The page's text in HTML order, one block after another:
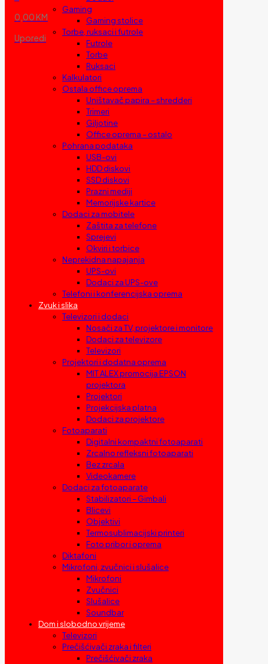
0,00 KM
Uporedi
Gaming
Gaming stolice
Torbe, ruksaci i futrole
Futrole
Torbe
Ruksaci
Kalkulatori
Ostala office oprema
Uništavač papira – shredderi
Trimeri
Giljotine
Office oprema – ostalo
Pohrana podataka
USB-ovi
HDD diskovi
SSD diskovi
Prazni mediji
Memorijske kartice
Dodaci za mobitele
Zaštita za telefone
Sprejevi
Okviri i torbice
Neprekidna napajanja
UPS-ovi
Dodaci za UPS-ove
Telefoni i konferencijska oprema
Zvuk i slika
Televizori i dodaci
Nosači za TV, projektore i monitore
Dodaci za televizore
Televizori
Projektori i dodatna oprema
MIT ALEX promocija EPSON
projektora
Projektori
Projekcijska platna
Dodaci za projektore
Fotoaparati
Digitalni kompaktni fotoaparati
Zrcalno refleksni fotoaparati
Bez zrcala
Videokamere
Dodaci za fotoaparate
Stabilizatori – Gimbali
Blicevi
Objektivi
Termosublimacijski printeri
Foto pribor i oprema
Diktafoni
Mikrofoni, zvučnici i slušalice
Mikrofoni
Zvučnici
Slušalice
Soundbar
Dom i slobodno vrijeme
Televizori
Prečišćivači zraka i filteri
Prečišćivači zraka